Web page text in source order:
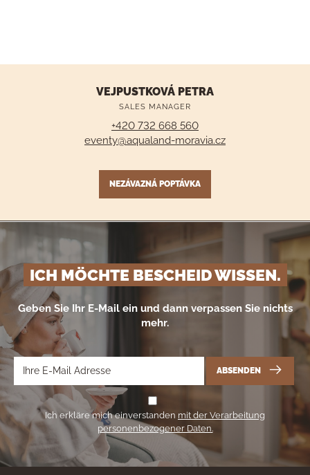
VEJPUSTKOVÁ PETRA
SALES MANAGER
+420 732 668 560
eventy@aqualand-moravia.cz
NEZÁVAZNÁ POPTÁVKA
ICH MÖCHTE BESCHEID WISSEN.
Geben Sie Ihr E-Mail ein und dann verpassen Sie nichts
mehr.
ABSENDEN
Ich erkläre mich einverstanden mit der Verarbeitung
personenbezogener Daten.